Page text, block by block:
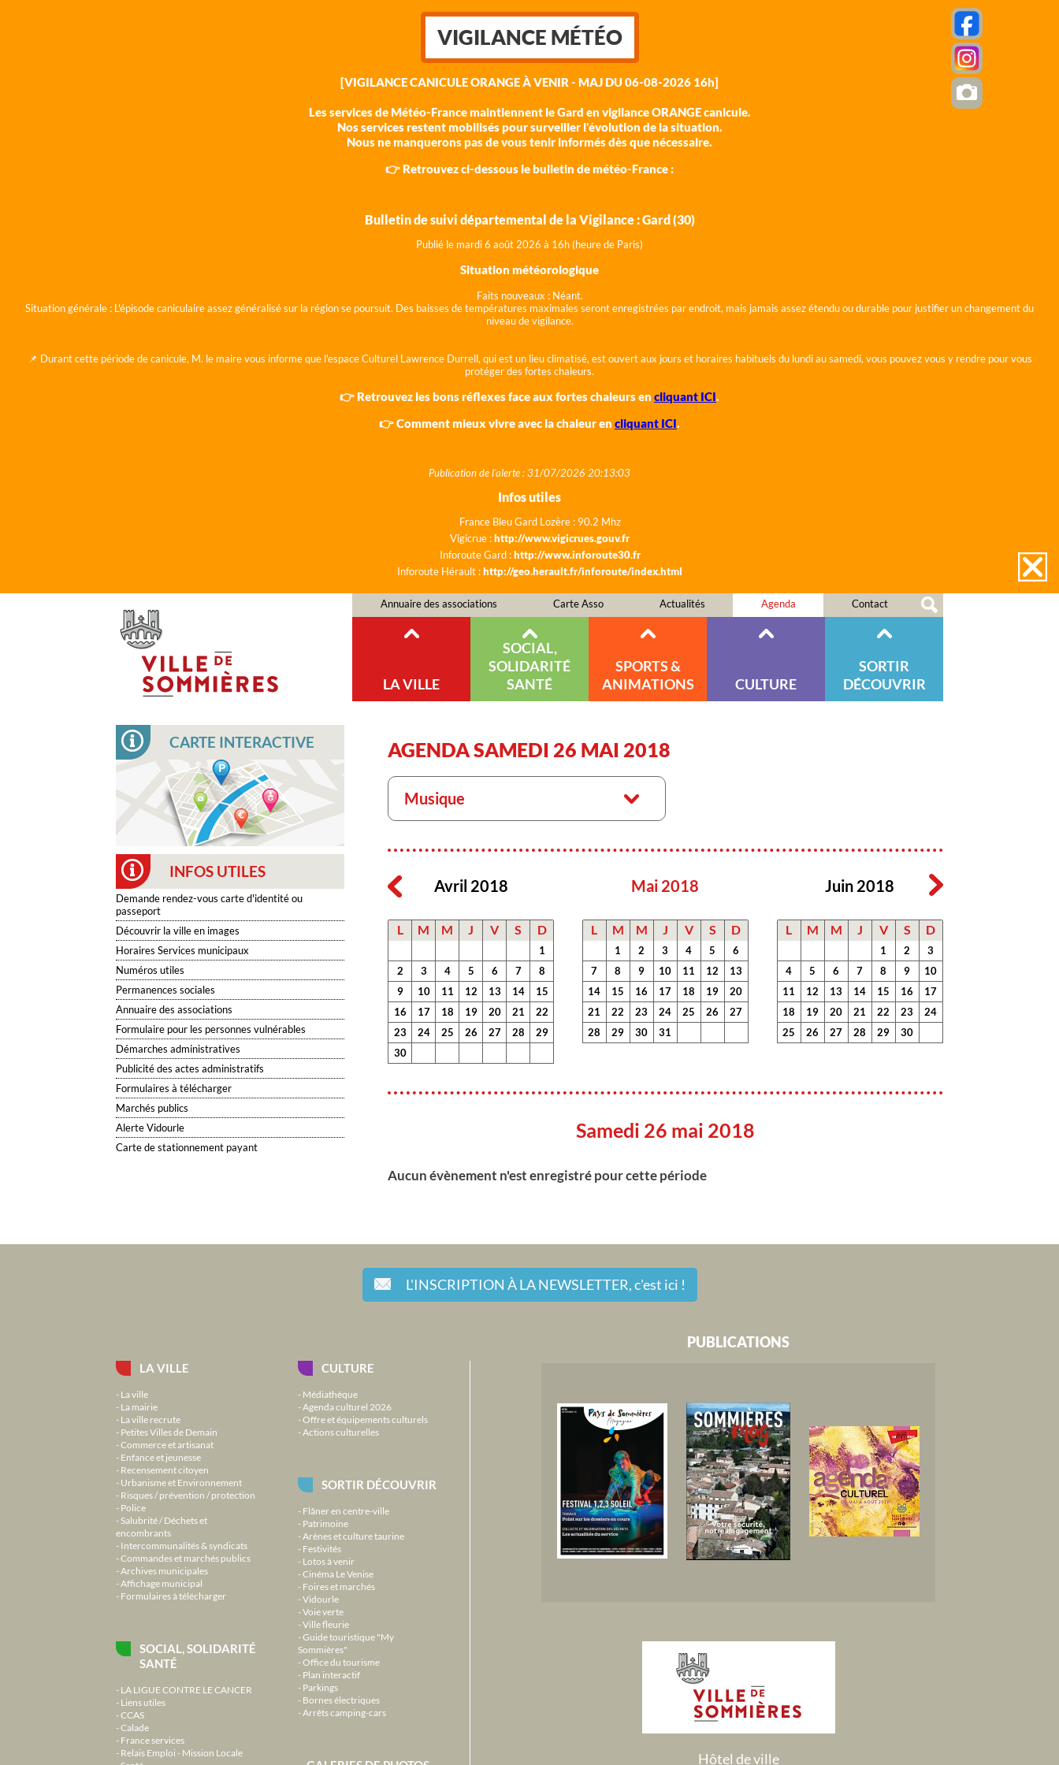
VIGILANCE MÉTÉO
[VIGILANCE CANICULE ORANGE À VENIR - MAJ DU 06-08-2026 16h]
Les services de Météo-France maintiennent le Gard en vigilance ORANGE canicule.
Nos services restent mobilisés pour surveiller l'évolution de la situation.
Nous ne manquerons pas de vous tenir informés dès que nécessaire.
👉 Retrouvez ci-dessous le bulletin de météo-France :
Bulletin de suivi départemental de la Vigilance : Gard (30)
Publié le mardi 6 août 2026 à 16h (heure de Paris)
Situation météorologique
Faits nouveaux : Néant.
Situation générale : L'épisode caniculaire assez généralisé sur la région se poursuit. Des baisses de températures maximales seront enregistrées par endroit, mais jamais assez étendu ou durable pour justifier un changement du
niveau de vigilance.
📌 Durant cette période de canicule, M. le maire vous informe que l'espace Culturel Lawrence Durrell, qui est un lieu climatisé, est ouvert aux jours et horaires habituels du lundi au samedi, vous pouvez vous y rendre pour vous
protéger des fortes chaleurs.
👉 Retrouvez les bons réflexes face aux fortes chaleurs en cliquant ICI.
👉 Comment mieux vivre avec la chaleur en cliquant ICI.
Publication de l'alerte : 31/07/2026 20:13:03
Infos utiles
France Bleu Gard Lozère : 90.2 Mhz
Vigicrue :http://www.vigicrues.gouv.fr
Inforoute Gard :http://www.inforoute30.fr
Inforoute Hérault :http://geo.herault.fr/inforoute/index.html
Annuaire des associations Carte Asso Actualités Agenda Contact
LA VILLE
SOCIAL,
SOLIDARITÉ
SANTÉ
SPORTS &
ANIMATIONS
CULTURE
SORTIR
DÉCOUVRIR
CARTE INTERACTIVE
INFOS UTILES
Demande rendez-vous carte d'identité ou
passeport
Découvrir la ville en images
Horaires Services municipaux
Numéros utiles
Permanences sociales
Annuaire des associations
Formulaire pour les personnes vulnérables
Démarches administratives
Publicité des actes administratifs
Formulaires à télécharger
Marchés publics
Alerte Vidourle
Carte de stationnement payant
AGENDA SAMEDI 26 MAI 2018
Musique
Avril 2018
L M M J V S D
1
2
3 4 5 6 7
8
9
10 11 12 13 14
15
16
17 18 19 20 21
22
23
24 25 26 27 28
29
30
Mai 2018
L M M J V S D
1 2 3 4 5
6
7
8 9 10 11 12
13
14
15 16 17 18 19
20
21
22 23 24 25 26
27
28
29 30 31
Juin 2018
L M M J V S D
1 2
3
4
5 6 7 8 9
10
11
12 13 14 15 16
17
18
19 20 21 22 23
24
25
26 27 28 29 30
Samedi 26 mai 2018
Aucun évènement n'est enregistré pour cette période
L'INSCRIPTION À LA NEWSLETTER,c'est ici !
LA VILLE
La ville
La mairie
La ville recrute
Petites Villes de Demain
Commerce et artisanat
Enfance et jeunesse
Recensement citoyen
Urbanisme et Environnement
Risques / prévention / protection
Police
Salubrité / Déchets et
encombrants
Intercommunalités & syndicats
Commandes et marchés publics
Archives municipales
Affichage municipal
Formulaires à télécharger
SOCIAL, SOLIDARITÉ
SANTÉ
LA LIGUE CONTRE LE CANCER
Liens utiles
CCAS
Calade
France services
Relais Emploi - Mission Locale
CULTURE
Médiathèque
Agenda culturel 2026
Offre et équipements culturels
Actions culturelles
SORTIR DÉCOUVRIR
Flâner en centre-ville
Patrimoine
Arènes et culture taurine
Festivités
Lotos à venir
Cinéma Le Venise
Foires et marchés
Vidourle
Voie verte
Ville fleurie
Guide touristique "My
Sommières"
Office du tourisme
Plan interactif
Parkings
Bornes électriques
Arrêts camping-cars
PUBLICATIONS
Hôtel de ville